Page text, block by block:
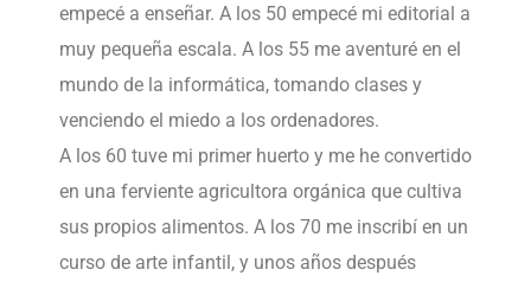
empecé a enseñar. A los 50 empecé mi editorial a
muy pequeña escala. A los 55 me aventuré en el
mundo de la informática, tomando clases y
venciendo el miedo a los ordenadores.
A los 60 tuve mi primer huerto y me he convertido
en una ferviente agricultora orgánica que cultiva
sus propios alimentos. A los 70 me inscribí en un
curso de arte infantil, y unos años después